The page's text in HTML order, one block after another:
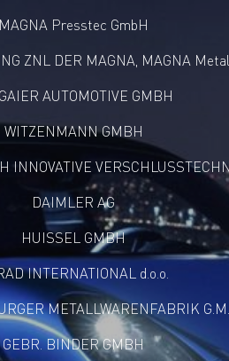
MAGNA Presstec GmbH
ZNL DER MAGNA, MAGNA
AUTOMOTIVE GMBH
WITZENMANN GMBH
INNOVATIVE
DAIMLER AG
HUISSEL GMBH
INTERNATIONAL d.o.o.
METALLWARENFABRIK
GEBR. BINDER GMBH